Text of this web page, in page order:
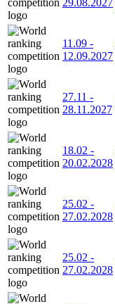
29.08.2027
11.09 -
12.09.2027
27.11 -
28.11.2027
18.02 -
20.02.2028
25.02 -
27.02.2028
25.02 -
27.02.2028